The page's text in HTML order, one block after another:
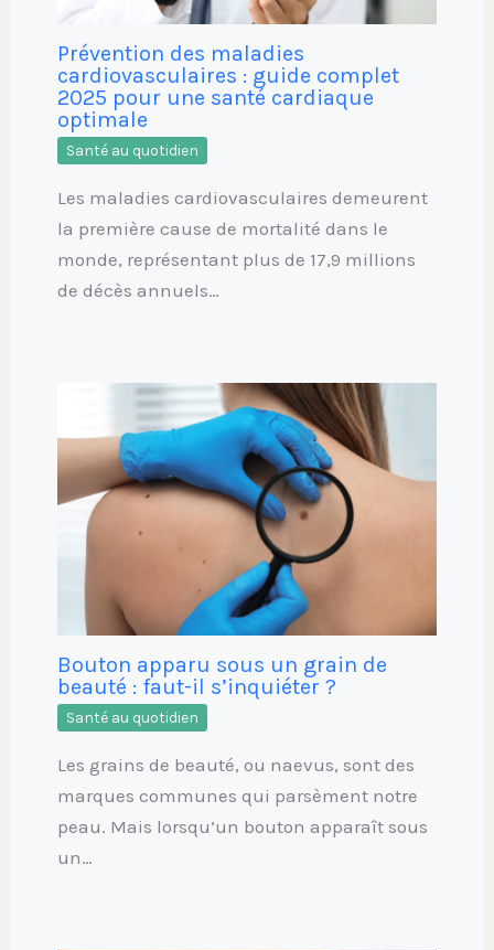
Prévention des maladies
cardiovasculaires : guide complet
2025 pour une santé cardiaque
optimale
Santé au quotidien
Les maladies cardiovasculaires demeurent
la première cause de mortalité dans le
monde, représentant plus de 17,9 millions
de décès annuels…
Bouton apparu sous un grain de
beauté : faut-il s’inquiéter ?
Santé au quotidien
Les grains de beauté, ou naevus, sont des
marques communes qui parsèment notre
peau. Mais lorsqu’un bouton apparaît sous
un…